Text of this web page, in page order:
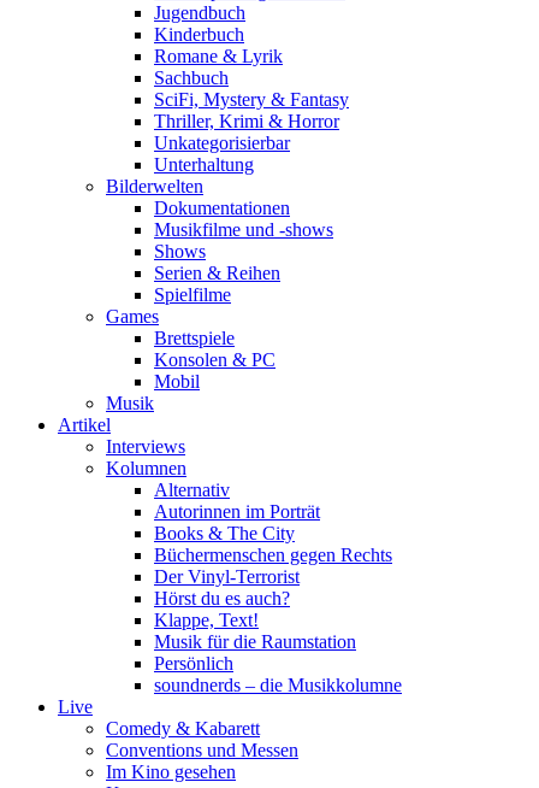
Jugendbuch
Kinderbuch
Romane & Lyrik
Sachbuch
SciFi, Mystery & Fantasy
Thriller, Krimi & Horror
Unkategorisierbar
Unterhaltung
Bilderwelten
Dokumentationen
Musikfilme und -shows
Shows
Serien & Reihen
Spielfilme
Games
Brettspiele
Konsolen & PC
Mobil
Musik
Artikel
Interviews
Kolumnen
Alternativ
Autorinnen im Porträt
Books & The City
Büchermenschen gegen Rechts
Der Vinyl-Terrorist
Hörst du es auch?
Klappe, Text!
Musik für die Raumstation
Persönlich
soundnerds – die Musikkolumne
Live
Comedy & Kabarett
Conventions und Messen
Im Kino gesehen